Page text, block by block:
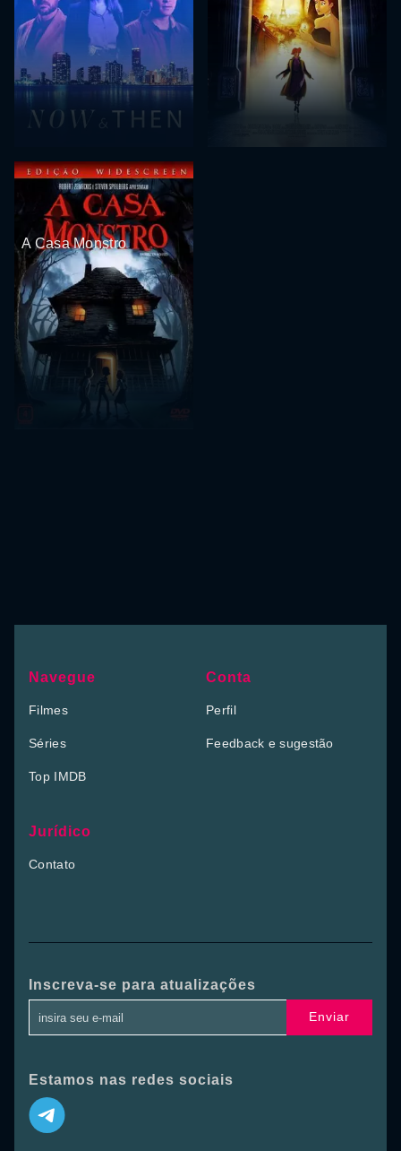
A Casa Monstro
Navegue
Filmes
Séries
Top IMDB
Conta
Perfil
Feedback e sugestão
Jurídico
Contato
Inscreva-se para atualizações
Enviar
Estamos nas redes sociais